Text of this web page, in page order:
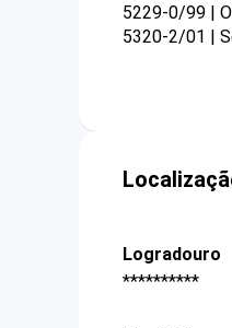
5229-0/99 |
5320-2/01 |
Logradouro
**********